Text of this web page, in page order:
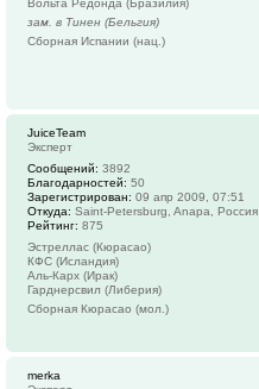
Вольта Редонда (Бразилия)
зам. в Тинен (Бельгия)
Сборная Испании (нац.)
JuiceTeam
Эксперт
Сообщений: 3892
Благодарностей: 50
Зарегистрирован: 09 апр 2009, 07:51
Откуда: Saint-Petersburg, Anapa, Россия
Рейтинг: 875
Эстреллас (Кюрасао)
КФС (Исландия)
Аль-Карх (Ирак)
Гарднерсвил (Либерия)
Сборная Кюрасао (мол.)
merka